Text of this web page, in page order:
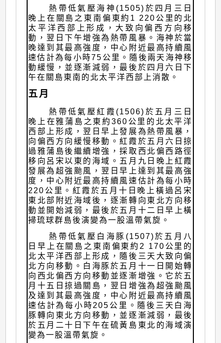
熱帶低氣壓海神(1505)於四月三日
晚上在關島之東南偏東約1 220公里的北
太平洋西部上形成，大致向偏西方向移
動，翌日下午增強為熱帶風暴。海神於當
晚達到其最高強度，中心附近最高持續風
速估計為每小時75公里。隨後兩天海神移
動緩慢，並逐漸減弱，最後於四月六日下
午在關島東南的北太平洋西部上消散。
五月
熱帶低氣壓紅霞(1506)於五月三日
晚上在雅蒲島之東約360公里的北太平洋
西部上形成，翌日早上發展為熱帶風暴，
向偏西方向緩慢移動。紅霞於五月六日掠
過雅蒲島後繼續增強，採取西北偏西路徑
移向呂宋以東的海域。五月九日晚上紅霞
發展為超強颱風，翌日早上達到其最高強
度，中心附近最高持續風速估計為每小時
220公里。紅霞於五月十日晚上橫過呂宋
東北部附近海域後，逐漸轉向東北方向移
動並開始減弱，最後於五月十二日早上橫
掃琉球群島後演變為一股溫帶氣旋。
熱帶低氣壓白海豚(1507)於五月八
日早上在關島之東南偏東約2 170公里的
北太平洋西部上形成，隨後三天大致向偏
北方向移動。白海豚於五月十一日開始轉
向西北偏西方向移動並逐漸增強。它於五
月十五日掠過關島，翌日增強為超強颱風
及達到其最高強度，中心附近最高持續風
速估計為每小時205公里。隨後三天白海
豚轉向東北方向移動，並逐漸減弱，最後
於五月二十日下午在硫黃島東北的海域演
變為一股溫帶氣旋。